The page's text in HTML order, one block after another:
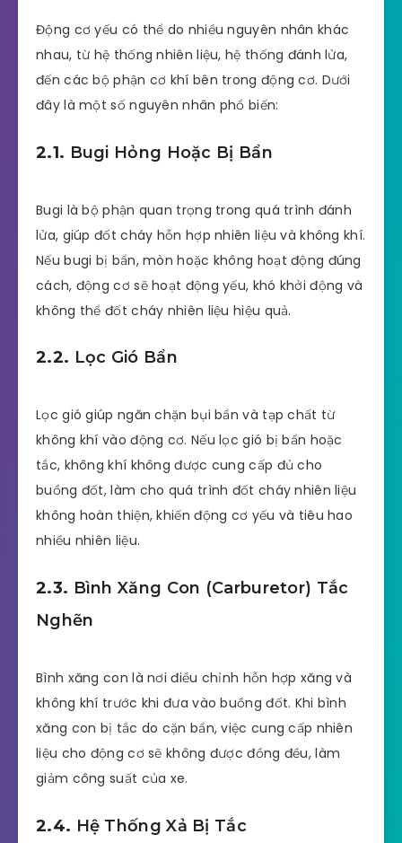
Động cơ yếu có thể do nhiều nguyên nhân khác
nhau, từ hệ thống nhiên liệu, hệ thống đánh lửa,
đến các bộ phận cơ khí bên trong động cơ. Dưới
đây là một số nguyên nhân phổ biến:
2.1. Bugi Hỏng Hoặc Bị Bẩn
Bugi là bộ phận quan trọng trong quá trình đánh
lửa, giúp đốt cháy hỗn hợp nhiên liệu và không khí.
Nếu bugi bị bẩn, mòn hoặc không hoạt động đúng
cách, động cơ sẽ hoạt động yếu, khó khởi động và
không thể đốt cháy nhiên liệu hiệu quả.
2.2. Lọc Gió Bẩn
Lọc gió giúp ngăn chặn bụi bẩn và tạp chất từ
không khí vào động cơ. Nếu lọc gió bị bẩn hoặc
tắc, không khí không được cung cấp đủ cho
buồng đốt, làm cho quá trình đốt cháy nhiên liệu
không hoàn thiện, khiến động cơ yếu và tiêu hao
nhiều nhiên liệu.
2.3. Bình Xăng Con (Carburetor) Tắc
Nghẽn
Bình xăng con là nơi điều chỉnh hỗn hợp xăng và
không khí trước khi đưa vào buồng đốt. Khi bình
xăng con bị tắc do cặn bẩn, việc cung cấp nhiên
liệu cho động cơ sẽ không được đồng đều, làm
giảm công suất của xe.
2.4. Hệ Thống Xả Bị Tắc